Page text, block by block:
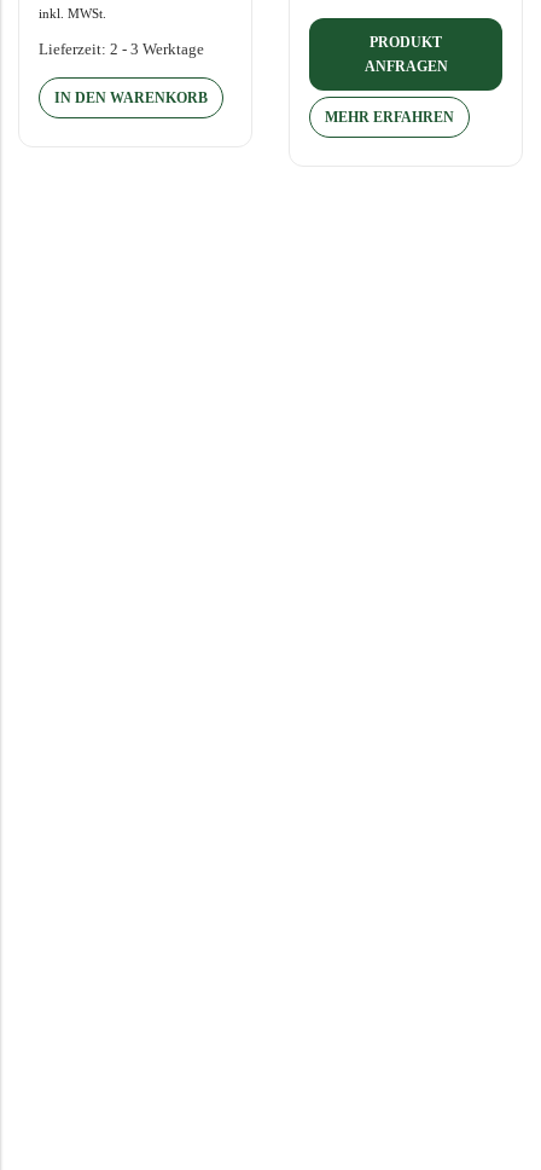
inkl. MWSt.
Lieferzeit: 2 - 3 Werktage
IN DEN WARENKORB
PRODUKT
ANFRAGEN
MEHR ERFAHREN